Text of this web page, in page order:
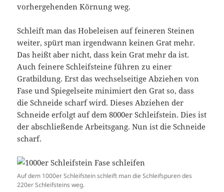
vorhergehenden Körnung weg.
Schleift man das Hobeleisen auf feineren Steinen
weiter, spürt man irgendwann keinen Grat mehr.
Das heißt aber nicht, dass kein Grat mehr da ist.
Auch feinere Schleifsteine führen zu einer
Gratbildung. Erst das wechselseitige Abziehen von
Fase und Spiegelseite minimiert den Grat so, dass
die Schneide scharf wird. Dieses Abziehen der
Schneide erfolgt auf dem 8000er Schleifstein. Dies ist
der abschließende Arbeitsgang. Nun ist die Schneide
scharf.
Auf dem 1000er Schleifstein schleift man die Schleifspuren des
220er Schleifsteins weg.